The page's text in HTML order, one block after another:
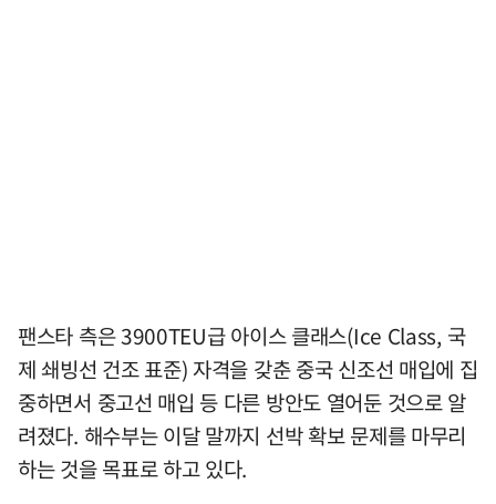
팬스타 측은 3900TEU급 아이스 클래스(Ice Class, 국
제 쇄빙선 건조 표준) 자격을 갖춘 중국 신조선 매입에 집
중하면서 중고선 매입 등 다른 방안도 열어둔 것으로 알
려졌다. 해수부는 이달 말까지 선박 확보 문제를 마무리
하는 것을 목표로 하고 있다.